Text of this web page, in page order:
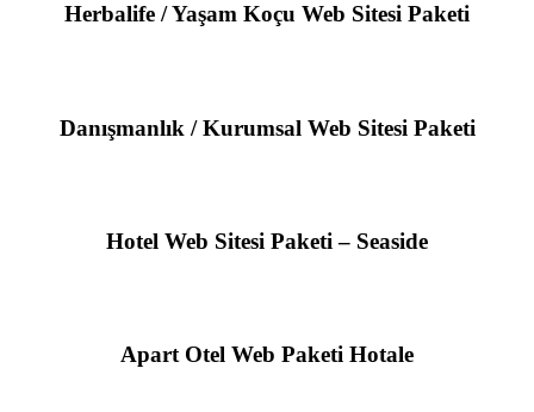
Herbalife / Yaşam Koçu Web Sitesi Paketi
Danışmanlık / Kurumsal Web Sitesi Paketi
Hotel Web Sitesi Paketi – Seaside
Apart Otel Web Paketi Hotale